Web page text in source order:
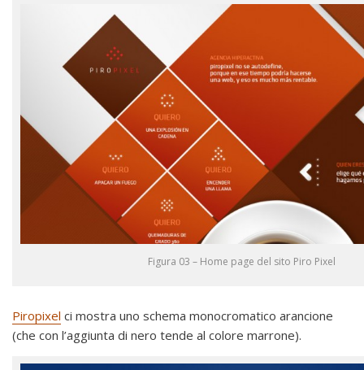
Figura 03 – Home page del sito Piro Pixel
Piropixel ci mostra uno schema monocromatico arancione
(che con l’aggiunta di nero tende al colore marrone).